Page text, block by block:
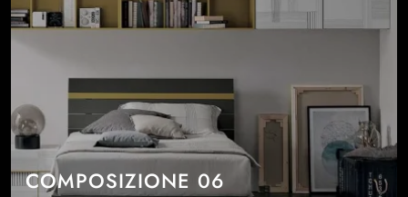
COMPOSIZIONE 06